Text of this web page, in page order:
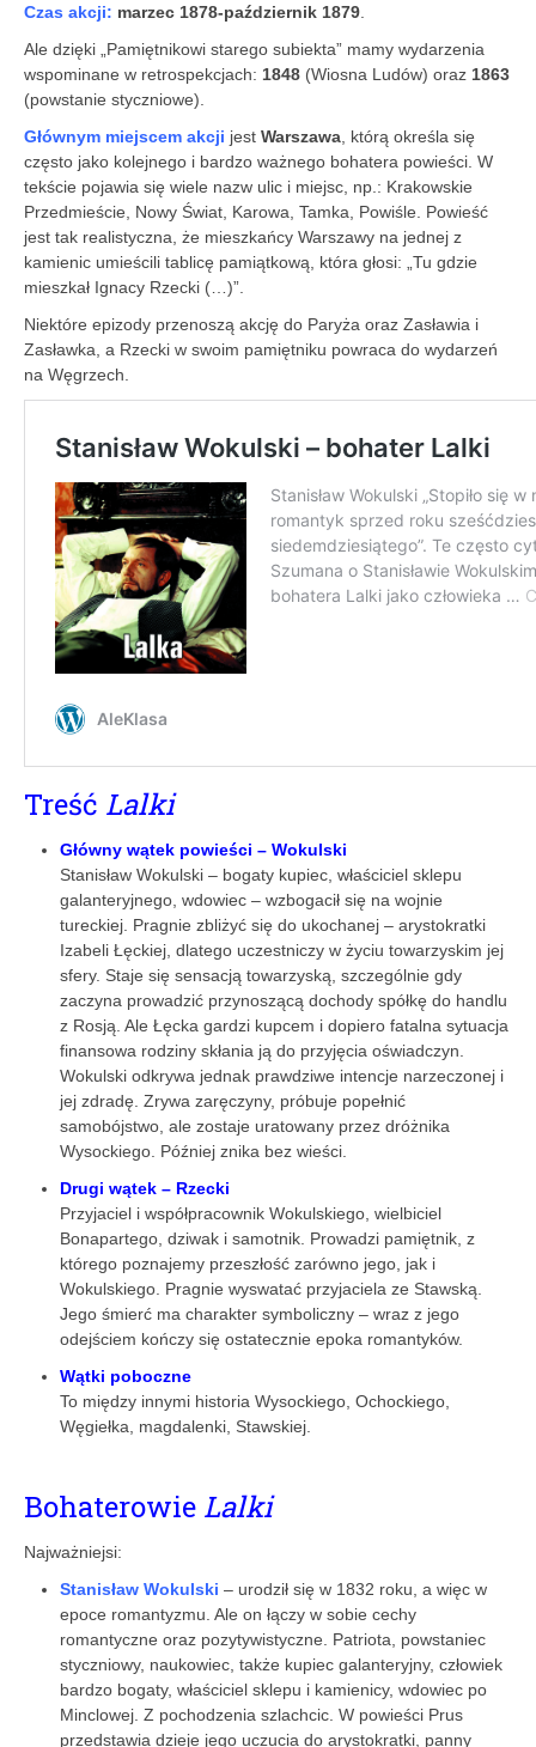
Czas akcji: marzec 1878-październik 1879
Ale dzięki „Pamiętnikowi starego subiekta” mamy wydarzenia
wspominane w retrospekcjach: 1848 (Wiosna Ludów) oraz 1863
(powstanie styczniowe).
Głównym miejscem akcji jest Warszawa , którą określa się
często jako kolejnego i bardzo ważnego bohatera powieści. W
tekście pojawia się wiele nazw ulic i miejsc, np.: Krakowskie
Przedmieście, Nowy Świat, Karowa, Tamka, Powiśle. Powieść
jest tak realistyczna, że mieszkańcy Warszawy na jednej z
kamienic umieścili tablicę pamiątkową, która głosi: „Tu gdzie
mieszkał Ignacy Rzecki (…)”.
Niektóre epizody przenoszą akcję do Paryża oraz Zasławia i
Zasławka, a Rzecki w swoim pamiętniku powraca do wydarzeń
na Węgrzech.
Treść Lalki
Główny wątek powieści – Wokulski
Stanisław Wokulski – bogaty kupiec, właściciel sklepu
galanteryjnego, wdowiec – wzbogacił się na wojnie
tureckiej. Pragnie zbliżyć się do ukochanej – arystokratki
Izabeli Łęckiej, dlatego uczestniczy w życiu towarzyskim jej
sfery. Staje się sensacją towarzyską, szczególnie gdy
zaczyna prowadzić przynoszącą dochody spółkę do handlu
z Rosją. Ale Łęcka gardzi kupcem i dopiero fatalna sytuacja
finansowa rodziny skłania ją do przyjęcia oświadczyn.
Wokulski odkrywa jednak prawdziwe intencje narzeczonej i
jej zdradę. Zrywa zaręczyny, próbuje popełnić
samobójstwo, ale zostaje uratowany przez dróżnika
Wysockiego. Później znika bez wieści.
Drugi wątek – Rzecki
Przyjaciel i współpracownik Wokulskiego, wielbiciel
Bonapartego, dziwak i samotnik. Prowadzi pamiętnik, z
którego poznajemy przeszłość zarówno jego, jak i
Wokulskiego. Pragnie wyswatać przyjaciela ze Stawską.
Jego śmierć ma charakter symboliczny – wraz z jego
odejściem kończy się ostatecznie epoka romantyków.
Wątki poboczne
To między innymi historia Wysockiego, Ochockiego,
Węgiełka, magdalenki, Stawskiej.
Bohaterowie Lalki
Najważniejsi:
Stanisław Wokulski – urodził się w 1832 roku, a więc w
epoce romantyzmu. Ale on łączy w sobie cechy
romantyczne oraz pozytywistyczne. Patriota, powstaniec
styczniowy, naukowiec, także kupiec galanteryjny, człowiek
bardzo bogaty, właściciel sklepu i kamienicy, wdowiec po
Minclowej. Z pochodzenia szlachcic. W powieści Prus
przedstawia dzieje jego uczucia do arystokratki, panny